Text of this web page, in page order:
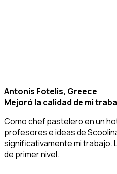
Antonis Fotelis, Greece
Mejoró la calidad de mi
Como chef pastelero en un
profesores e ideas de
significativamente mi trabajo.
de primer nivel.